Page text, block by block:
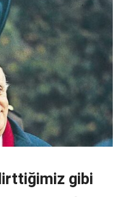
gibi